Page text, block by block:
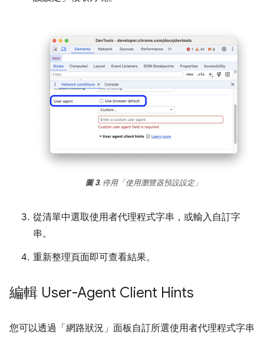
圖 3. 停用「使用瀏覽器預設設定」
從清單中選取使用者代理程式字串，或輸入自訂字
串。
重新整理頁面即可查看結果。
編輯 User-Agent Client Hints
您可以透過「網路狀況」面板自訂所選使用者代理程式字串